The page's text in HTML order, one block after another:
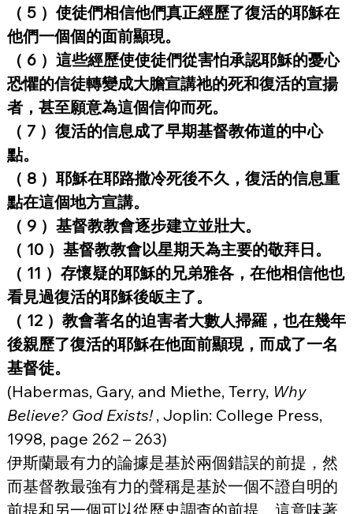
（ 5 ）使徒們相信他們真正經歷了復活的耶穌在
他們一個個的面前顯現。
（ 6 ）這些經歷使使徒們從害怕承認耶穌的憂心
恐懼的信徒轉變成大膽宣講祂的死和復活的宣揚
者，甚至願意為這個信仰而死。
（ 7 ）復活的信息成了早期基督教佈道的中心
點。
（ 8 ）耶穌在耶路撒冷死後不久，復活的信息重
點在這個地方宣講。
（ 9 ）基督教教會逐步建立並壯大。
（ 10 ）基督教教會以星期天為主要的敬拜日。
（ 11 ）存懷疑的耶穌的兄弟雅各，在他相信他也
看見過復活的耶穌後皈主了。
（ 12 ）教會著名的迫害者大數人掃羅，也在幾年
後親歷了復活的耶穌在他面前顯現，而成了一名
基督徒。
(Habermas, Gary, and Miethe, Terry, Why
Believe? God Exists! , Joplin: College Press,
1998, page 262 – 263)
伊斯蘭最有力的論據是基於兩個錯誤的前提，然
而基督教最強有力的聲稱是基於一個不證自明的
前提和另一個可以從歷史調查的前提。這意味著